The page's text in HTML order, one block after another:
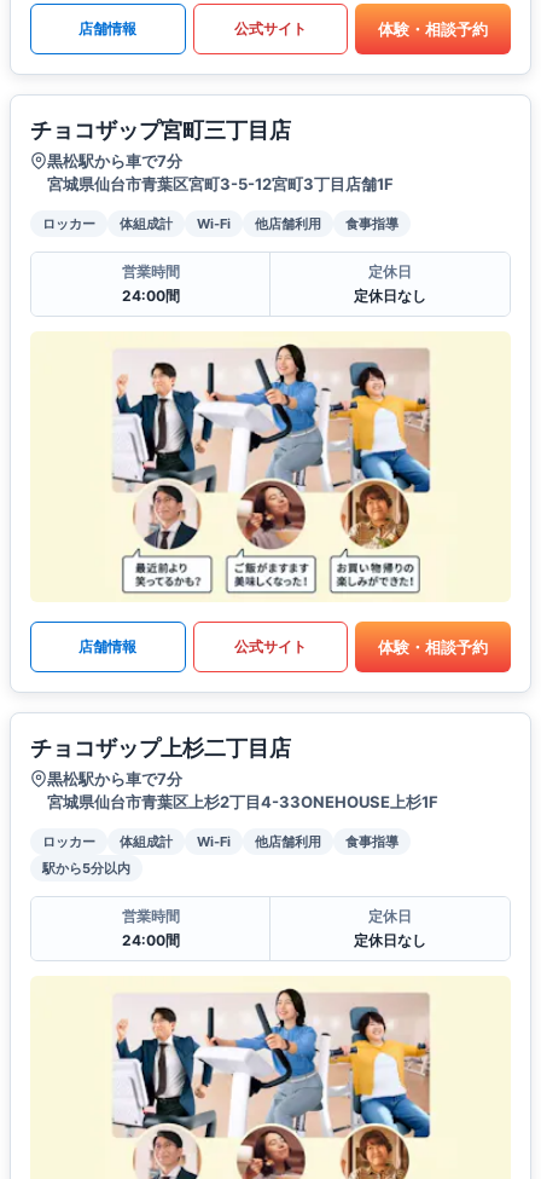
店舗情報 公式サイト 体験・相談予約
チョコザップ宮町三丁目店
黒松駅から車で7分
宮城県仙台市青葉区宮町3-5-12宮町3丁目店舗1F
ロッカー 体組成計 Wi-Fi 他店舗利用 食事指導
営業時間
24:00間
定休日
定休日なし
店舗情報 公式サイト 体験・相談予約
チョコザップ上杉二丁目店
黒松駅から車で7分
宮城県仙台市青葉区上杉2丁目4-33ONEHOUSE上杉1F
ロッカー 体組成計 Wi-Fi 他店舗利用
食事指導
駅から5分以内
営業時間
24:00間
定休日
定休日なし